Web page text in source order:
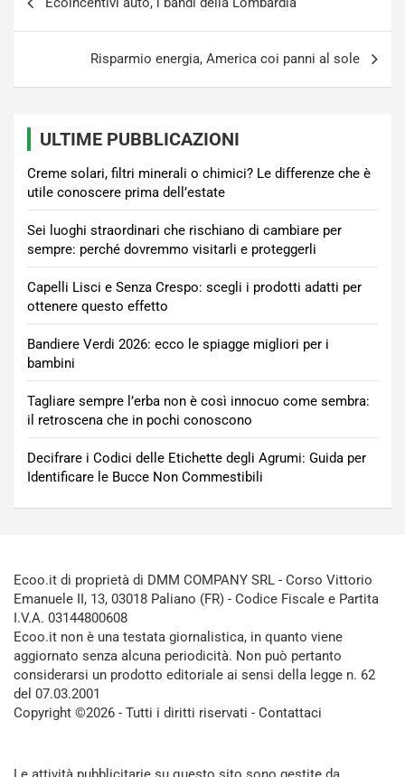
Risparmio energia, America coi panni al sole
ULTIME PUBBLICAZIONI
Creme solari, filtri minerali o chimici? Le differenze che è
utile conoscere prima dell’estate
Sei luoghi straordinari che rischiano di cambiare per
sempre: perché dovremmo visitarli e proteggerli
Capelli Lisci e Senza Crespo: scegli i prodotti adatti per
ottenere questo effetto
Bandiere Verdi 2026: ecco le spiagge migliori per i
bambini
Tagliare sempre l’erba non è così innocuo come sembra:
il retroscena che in pochi conoscono
Decifrare i Codici delle Etichette degli Agrumi: Guida per
Identificare le Bucce Non Commestibili
Ecoo.it di proprietà di DMM COMPANY SRL - Corso Vittorio
Emanuele II, 13, 03018 Paliano (FR) - Codice Fiscale e Partita
I.V.A. 03144800608
Ecoo.it non è una testata giornalistica, in quanto viene
aggiornato senza alcuna periodicità. Non può pertanto
considerarsi un prodotto editoriale ai sensi della legge n. 62
del 07.03.2001
Copyright ©2026 - Tutti i diritti riservati - Contattaci